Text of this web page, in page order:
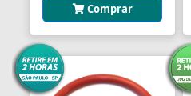
Bielas
Bieletas
Bigornas
Comprar